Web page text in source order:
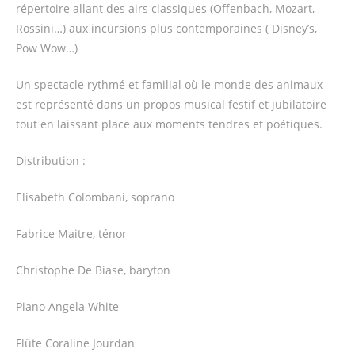
répertoire allant des airs classiques (Offenbach, Mozart,
Rossini…) aux incursions plus contemporaines ( Disney’s,
Pow Wow…)
Un spectacle rythmé et familial où le monde des animaux
est représenté dans un propos musical festif et jubilatoire
tout en laissant place aux moments tendres et poétiques.
Distribution :
Elisabeth Colombani, soprano
Fabrice Maitre, ténor
Christophe De Biase, baryton
Piano Angela White
Flûte Coraline Jourdan